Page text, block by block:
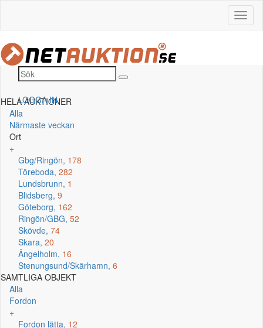
LOGGA IN
HELA AUKTIONER
Alla
Närmaste veckan
Ort
+
Gbg/Ringön, 178
Töreboda, 282
Lundsbrunn, 1
Blidsberg, 9
Göteborg, 162
Ringön/GBG, 52
Skövde, 74
Skara, 20
Ängelholm, 16
Stenungsund/Skärhamn, 6
SAMTLIGA OBJEKT
Alla
Fordon
+
Fordon lätta, 12